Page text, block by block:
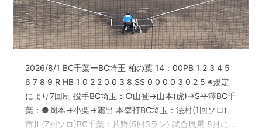
2026/8/1 BC千葉ーBC埼玉 柏の葉 14：00PB 1 2 3 4 5
6 7 8 9 R HB 1 0 2 2 0 0 3 8 SS 0 0 0 0 3 0 2 5 ※規定
により7回制 投手BC埼玉：○山登→山本(虎)→S平澤BC千
葉：●岡本→小栗→霜出 本塁打BC埼玉：法村(1回ソロ)、
市川(7回ソロ)BC千葉：片野(5回3ラン) 試合風景 8月に